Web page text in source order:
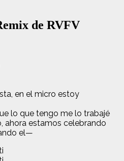
de RVFV
en el micro estoy
lo que tengo me lo trabajé
ahora estamos celebrando
el—